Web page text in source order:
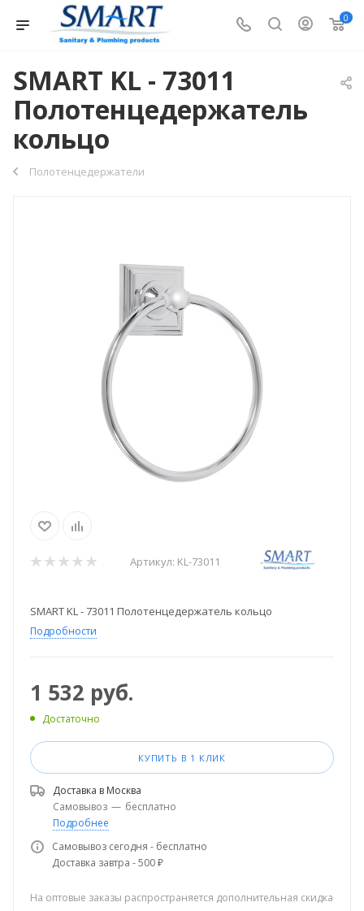
0
SMART KL - 73011
Полотенцедержатель
кольцо
Полотенцедержатели
Артикул: KL-73011
SMART KL - 73011 Полотенцедержатель кольцо
Подробности
1 532 руб.
Достаточно
КУПИТЬ В 1 КЛИК
Доставка в Москва
Самовывоз — бесплатно
Подробнее
Самовывоз сегодня - бесплатно
Доставка завтра - 500 ₽
На оптовые заказы распространяется дополнительная скидка